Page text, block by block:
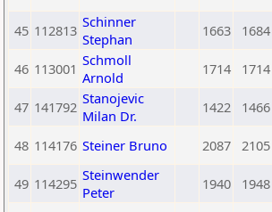
45 112813 Schinner
Stephan
1663 1684
46 113001 Schmoll
Arnold
1714 1714
47 141792 Stanojevic
Milan Dr.
1422 1466
48 114176 Steiner Bruno 2087 2105
49 114295 Steinwender
Peter
1940 1948